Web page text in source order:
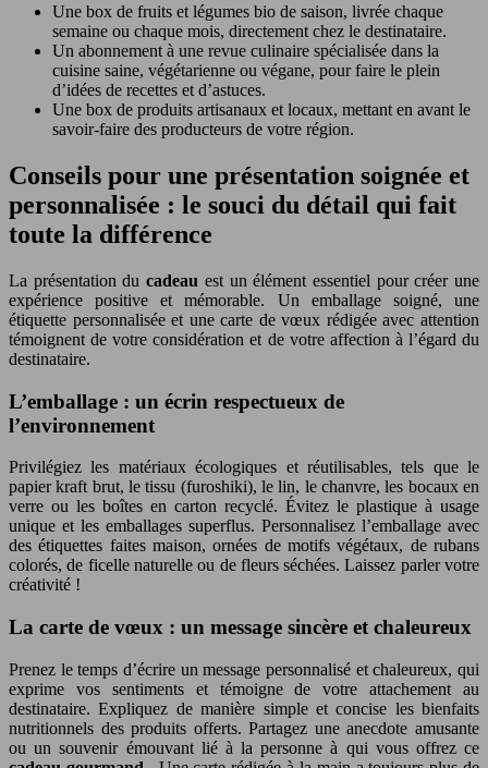
Une box de fruits et légumes bio de saison, livrée chaque
semaine ou chaque mois, directement chez le destinataire.
Un abonnement à une revue culinaire spécialisée dans la
cuisine saine, végétarienne ou végane, pour faire le plein
d’idées de recettes et d’astuces.
Une box de produits artisanaux et locaux, mettant en avant le
savoir-faire des producteurs de votre région.
Conseils pour une présentation soignée et
personnalisée : le souci du détail qui fait
toute la différence
La présentation ducadeau est un élément essentiel pour créer une
expérience positive et mémorable. Un emballage soigné, une
étiquette personnalisée et une carte de vœux rédigée avec attention
témoignent de votre considération et de votre affection à l’égard du
destinataire.
L’emballage : un écrin respectueux de
l’environnement
Privilégiez les matériaux écologiques et réutilisables, tels que le
papier kraft brut, le tissu (furoshiki), le lin, le chanvre, les bocaux en
verre ou les boîtes en carton recyclé. Évitez le plastique à usage
unique et les emballages superflus. Personnalisez l’emballage avec
des étiquettes faites maison, ornées de motifs végétaux, de rubans
colorés, de ficelle naturelle ou de fleurs séchées. Laissez parler votre
créativité !
La carte de vœux : un message sincère et chaleureux
Prenez le temps d’écrire un message personnalisé et chaleureux, qui
exprime vos sentiments et témoigne de votre attachement au
destinataire. Expliquez de manière simple et concise les bienfaits
nutritionnels des produits offerts. Partagez une anecdote amusante
ou un souvenir émouvant lié à la personne à qui vous offrez ce